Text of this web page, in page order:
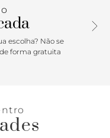
escolha? Não se
forma gratuita